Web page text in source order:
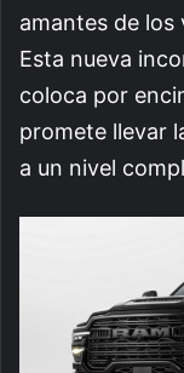
amantes de
Esta nueva
coloca por
promete llevar
a un nivel